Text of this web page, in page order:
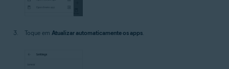
Toque em Atualizar automaticamente os apps